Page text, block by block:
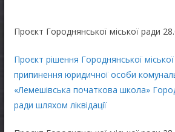
Проєкт Городнянської міської ради
Проєкт рішення Городнянської
припинення юридичної особи
«Лемешівська початкова школа»
ради шляхом ліквідації